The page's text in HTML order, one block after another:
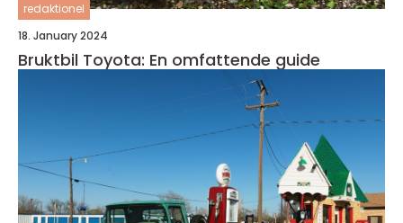
redaktionel
18. January 2024
Bruktbil Toyota: En omfattende guide